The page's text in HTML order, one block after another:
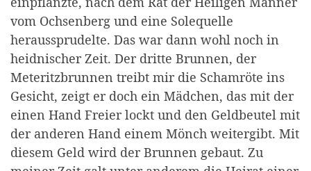
vom Ochsenberg und eine Solequelle
heraussprudelte. Das war dann wohl noch in
heidnischer Zeit. Der dritte Brunnen, der
Meteritzbrunnen treibt mir die Schamröte ins
Gesicht, zeigt er doch ein Mädchen, das mit der
einen Hand Freier lockt und den Geldbeutel mit
der anderen Hand einem Mönch weitergibt. Mit
diesem Geld wird der Brunnen gebaut. Zu